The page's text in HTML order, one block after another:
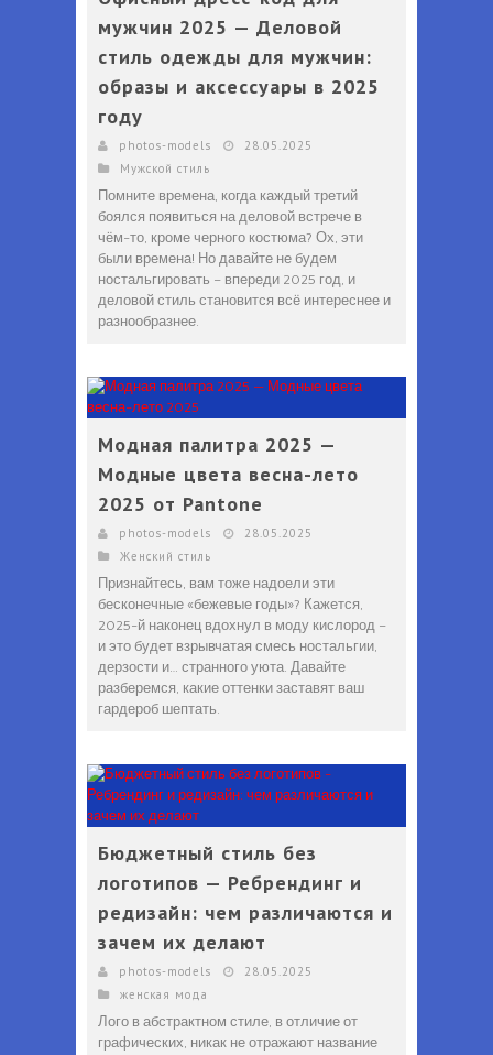
мужчин 2025 — Деловой
стиль одежды для мужчин:
образы и аксессуары в 2025
году
photos-models
28.05.2025
Мужской стиль
Помните времена, когда каждый третий
боялся появиться на деловой встрече в
чём-то, кроме черного костюма? Ох, эти
были времена! Но давайте не будем
ностальгировать – впереди 2025 год, и
деловой стиль становится всё интереснее и
разнообразнее.
Модная палитра 2025 —
Модные цвета весна-лето
2025 от Pantone
photos-models
28.05.2025
Женский стиль
Признайтесь, вам тоже надоели эти
бесконечные «бежевые годы»? Кажется,
2025-й наконец вдохнул в моду кислород –
и это будет взрывчатая смесь ностальгии,
дерзости и… странного уюта. Давайте
разберемся, какие оттенки заставят ваш
гардероб шептать.
Бюджетный стиль без
логотипов — Ребрендинг и
редизайн: чем различаются и
зачем их делают
photos-models
28.05.2025
женская мода
Лого в абстрактном стиле, в отличие от
графических, никак не отражают название